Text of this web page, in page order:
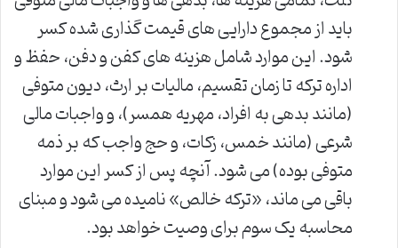
باید از مجموع دارایی های قیمت گذاری شده کسر
شود. این موارد شامل هزینه های کفن و دفن، حفظ و
اداره ترکه تا زمان تقسیم، مالیات بر ارث، دیون متوفی
(مانند بدهی به افراد، مهریه همسر)، و واجبات مالی
شرعی (مانند خمس، زکات، و حج واجب که بر ذمه
متوفی بوده) می شود. آنچه پس از کسر این موارد
باقی می ماند، «ترکه خالص» نامیده می شود و مبنای
محاسبه یک سوم برای وصیت خواهد بود.